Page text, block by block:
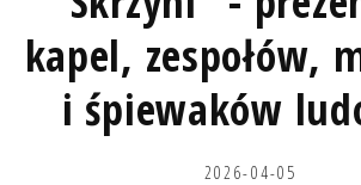
kapel, zespołów,
i śpiewaków
2026-04-05